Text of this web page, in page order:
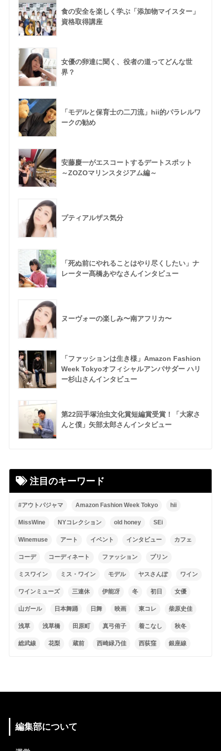
食の安全を楽しく学ぶ「添加物マイスター」
資格取得講座
女優の卵達に聞く、役者の道ってどんな世
界？
「モデルと保育士の二刀流」hii的パラレルワ
ークの勧め
安藤慶一がエスコートするデートスポット
～ZOZOマリンスタジアム編～
プティアルザス気分
「死ぬ前にやれることはやり尽くしたい」ナ
レーター髙橋あやなさんインタビュー
ヌーヴォーの楽しみ〜南アフリカ〜
「ファッションは生き様」Amazon Fashion
Week Tokyoオフィシャルアンバサダー ハリ
ー杉山さんインタビュー
第22回手塚治虫文化賞短編賞受賞！「大家さ
んと僕」矢部太郎さんインタビュー
注目のキーワード
#アウトパジャマ Amazon Fashion Week Tokyo hii
MissWine NYコレクション old honey SEi
Winemuse アート イベント インタビュー カフェ
コーデ コーディネート ファッション プリン
ミスワイン ミス・ワイン モデル ヤスさんぽ ワイン
ワインミューズ 三連休 伊能冴 冬 初日 女優
山ガール 日本舞踊 日舞 映画 東コレ 柴原史佳
浅草 浅草橋 田原町 真弓侑子 着こなし 秋冬
総武線 花梨 蔵前 西崎緑乃佳 西荻窪 銀座線
編集部について